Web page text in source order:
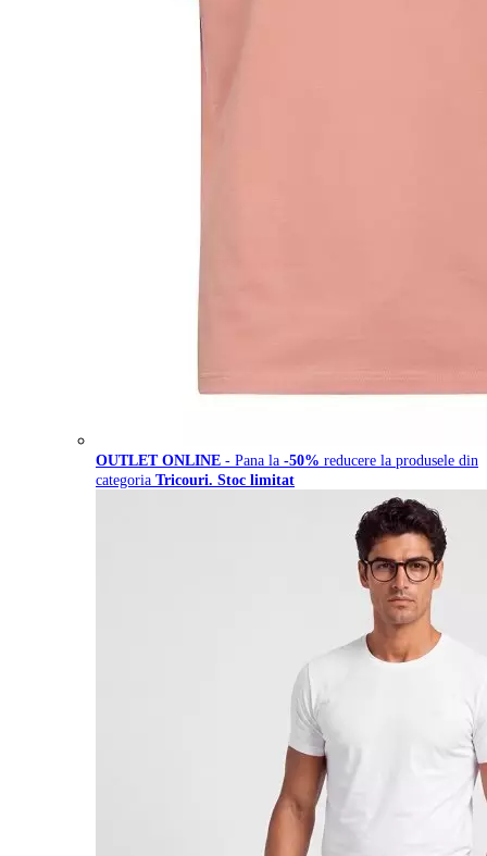
OUTLET ONLINE - Pana la -50% reducere la produsele din
categoria Tricouri. Stoc limitat